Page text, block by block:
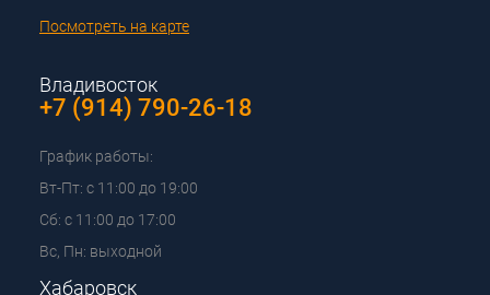
Посмотреть на карте
Владивосток
+7 (914) 790-26-18
График работы:
Вт-Пт: с 11:00 до 19:00
Сб: с 11:00 до 17:00
Вс, Пн: выходной
Хабаровск